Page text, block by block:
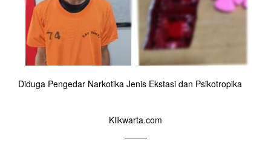
Diduga Pengedar Narkotika Jenis Ekstasi dan Psikotropika
Klikwarta.com